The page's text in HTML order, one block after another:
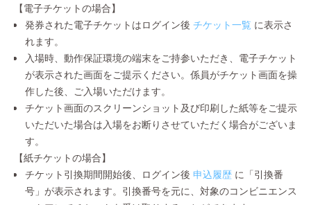
【電子チケットの場合】
発券された電子チケットはログイン後 チケット一覧 に表示さ
れます。
入場時、動作保証環境の端末をご持参いただき、電子チケット
が表示された画面をご提示ください。係員がチケット画面を操
作した後、ご入場いただけます。
チケット画面のスクリーンショット及び印刷した紙等をご提示
いただいた場合は入場をお断りさせていただく場合がございま
す。
【紙チケットの場合】
チケット引換期間開始後、ログイン後 申込履歴 に「引換番
号」が表示されます。引換番号を元に、対象のコンビニエンス